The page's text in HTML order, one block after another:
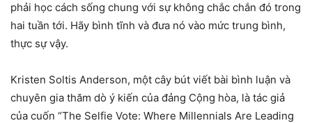
phải học cách sống chung với sự không chắc chắn đó trong
hai tuần tới. Hãy bình tĩnh và đưa nó vào mức trung bình,
thực sự vậy.
Kristen Soltis Anderson, một cây bút viết bài bình luận và
chuyên gia thăm dò ý kiến ​​của đảng Cộng hòa, là tác giả
của cuốn “The Selfie Vote: Where Millennials Are Leading